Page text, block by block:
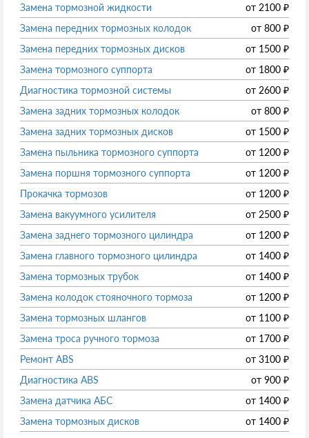
Замена тормозной жидкости
от 2100 ₽
Замена передних тормозных колодок
от 800 ₽
Замена передних тормозных дисков
от 1500 ₽
Замена тормозного суппорта
от 1800 ₽
Диагностика тормозной системы
от 2600 ₽
Замена задних тормозных колодок
от 800 ₽
Замена задних тормозных дисков
от 1500 ₽
Замена пыльника тормозного суппорта
от 1200 ₽
Замена поршня тормозного суппорта
от 1200 ₽
Прокачка тормозов
от 1200 ₽
Замена вакуумного усилителя
от 2500 ₽
Замена заднего тормозного цилиндра
от 1200 ₽
Замена главного тормозного цилиндра
от 1400 ₽
Замена тормозных трубок
от 1400 ₽
Замена колодок стояночного тормоза
от 1200 ₽
Замена тормозных шлангов
от 1100 ₽
Замена троса ручного тормоза
от 1700 ₽
Ремонт ABS
от 3100 ₽
Диагностика ABS
от 900 ₽
Замена датчика АБС
от 1400 ₽
Замена тормозных дисков
от 1400 ₽